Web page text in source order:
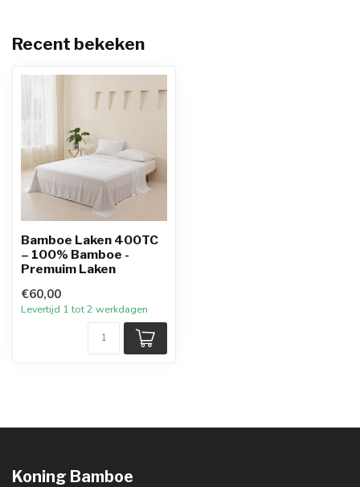
Recent bekeken
Bamboe Laken 400TC
– 100% Bamboe -
Premuim Laken
€60,00
Levertijd 1 tot 2 werkdagen
Koning Bamboe